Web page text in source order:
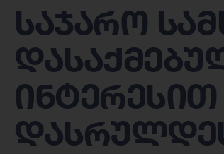
საჯარო